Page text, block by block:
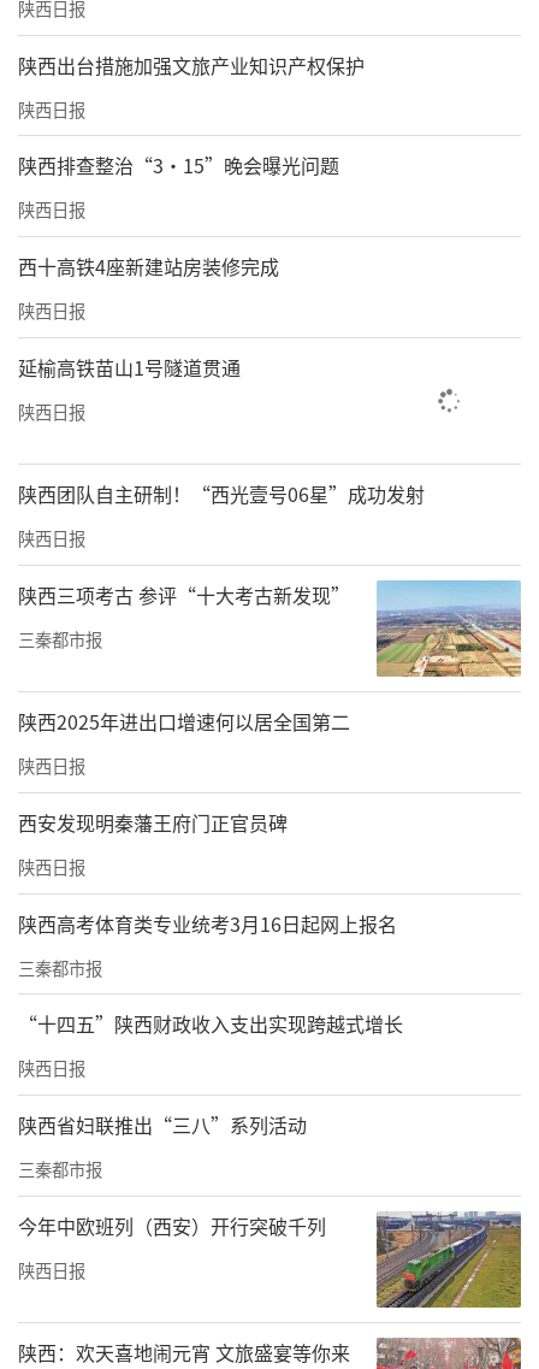
陕西日报
​陕西出台措施加强文旅产业知识产权保护
陕西日报
陕西排查整治“3·15”晚会曝光问题
陕西日报
西十高铁4座新建站房装修完成
陕西日报
延榆高铁苗山1号隧道贯通
陕西日报
陕西团队自主研制！“西光壹号06星”成功发射
陕西日报
陕西三项考古 参评“十大考古新发现”
三秦都市报
陕西2025年进出口增速何以居全国第二
陕西日报
西安发现明秦藩王府门正官员碑
陕西日报
陕西高考体育类专业统考3月16日起网上报名
三秦都市报
“十四五”陕西财政收入支出实现跨越式增长
陕西日报
陕西省妇联推出“三八”系列活动
三秦都市报
今年中欧班列（西安）开行突破千列
陕西日报
陕西：欢天喜地闹元宵 文旅盛宴等你来